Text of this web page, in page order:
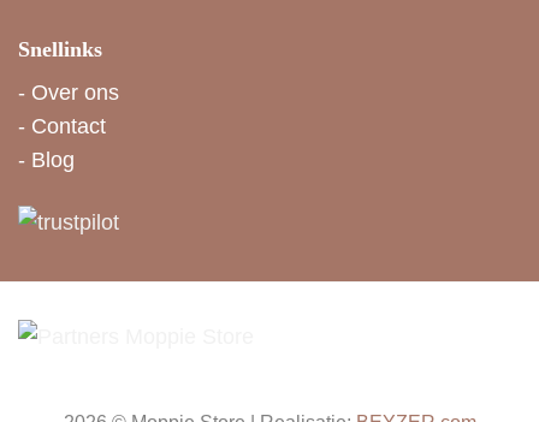
Snellinks
- Over ons
- Contact
- Blog